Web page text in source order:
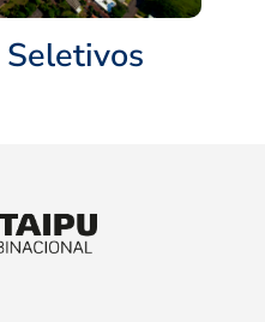
Seletivos